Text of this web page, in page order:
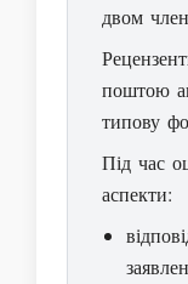
двом
поштою
типову
Під час
аспекти: